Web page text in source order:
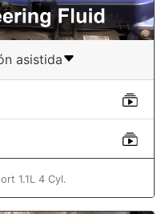
asistida
1.1L 4 Cyl.